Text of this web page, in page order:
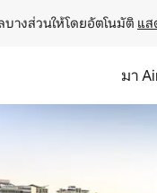
างส่วนให้โดยอัตโนมัติ แ
มา